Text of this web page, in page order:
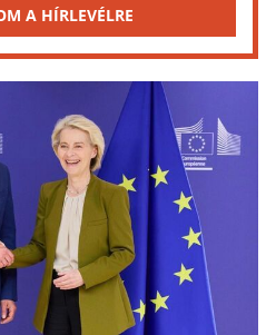
A HÍRLEVÉLRE